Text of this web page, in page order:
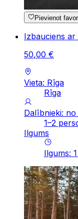
Pievienot
Izbauciens ar
50,00 €
Vieta: Rīga
Rīga
Dalībnieki:
1–2
Ilgums
Ilgums: 1